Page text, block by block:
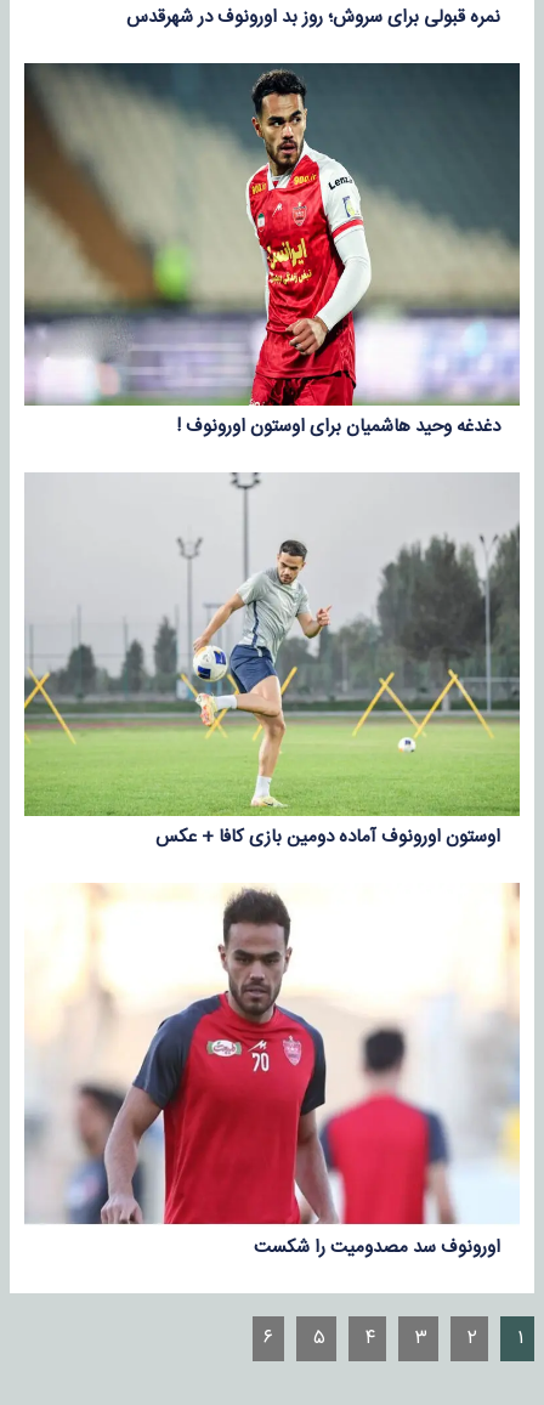
نمره قبولی برای سروش؛ روز بد اورونوف در شهرقدس
دغدغه وحید هاشمیان برای اوستون اورونوف !
اوستون اورونوف آماده دومین بازی کافا + عکس
اورونوف سد مصدومیت را شکست
۱ ۲ ۳ ۴ ۵ ۶